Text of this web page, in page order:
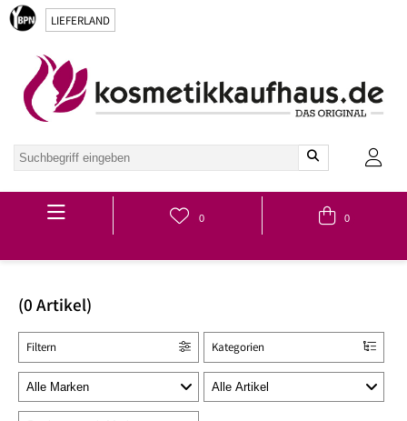
LIEFERLAND
Hauptmenü
0 0
(0 Artikel)
Kategorien
Filtern